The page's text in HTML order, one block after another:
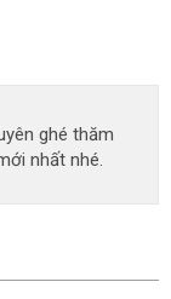
ghé thăm
nhất nhé.